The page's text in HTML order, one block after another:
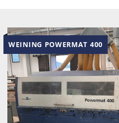
WEINING POWERMAT 400